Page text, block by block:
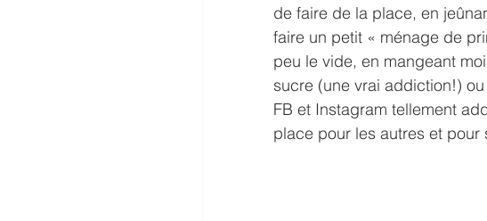
de faire de la place, en
faire un petit « ménage de
peu le vide, en mangeant
sucre (une vrai addiction!)
FB et Instagram tellement
place pour les autres et pour